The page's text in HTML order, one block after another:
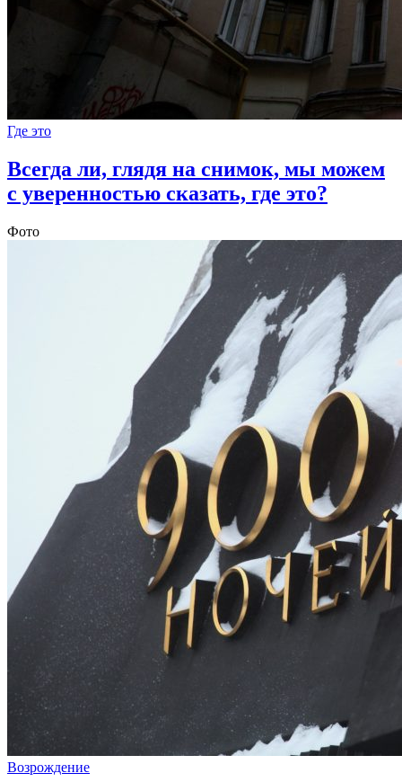
Где это
Всегда ли, глядя на снимок, мы можем
с уверенностью сказать, где это?
Фото
Возрождение